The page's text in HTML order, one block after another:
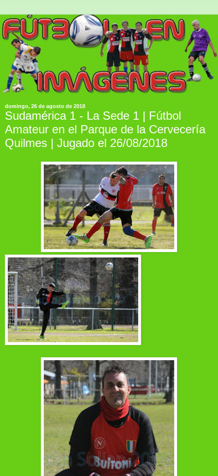
domingo, 26 de agosto de 2018
Sudamérica 1 - La Sede 1 | Fútbol
Amateur en el Parque de la Cervecería
Quilmes | Jugado el 26/08/2018